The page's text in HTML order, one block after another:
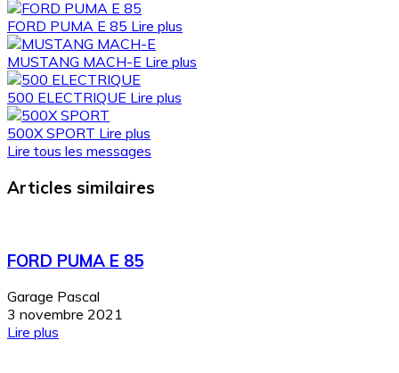
FORD PUMA E 85 Lire plus
MUSTANG MACH-E Lire plus
500 ELECTRIQUE Lire plus
500X SPORT Lire plus
Lire tous les messages
Articles similaires
FORD PUMA E 85
Garage Pascal
3 novembre 2021
Lire plus